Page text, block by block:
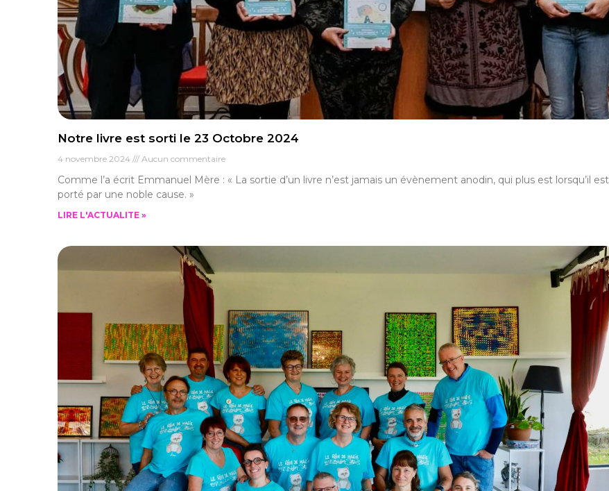
Notre livre est sorti le 23 Octobre 2024
4 novembre 2024 Aucun commentaire
Comme l’a écrit Emmanuel Mère : « La sortie d’un livre n’est jamais un évènement anodin, qui plus est lorsqu’il est
porté par une noble cause. »
LIRE L'ACTUALITE »